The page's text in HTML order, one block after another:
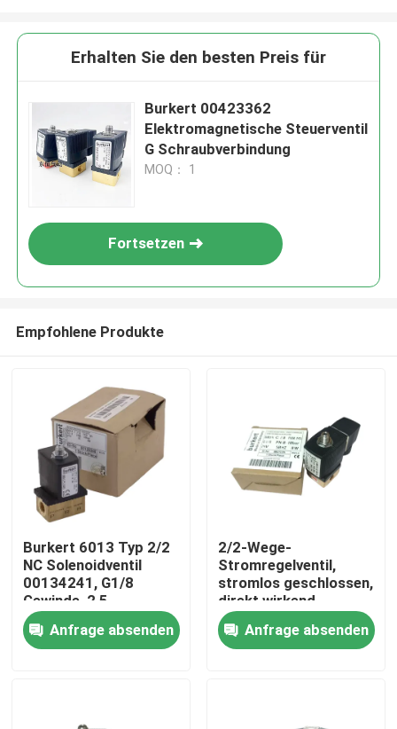
Zu Hause
Videos
Erhalten Sie den besten Preis für
Burkert 00423362
Elektromagnetische Steuerventil
G Schraubverbindung
MOQ： 1
Fortsetzen
Empfohlene Produkte
Burkert 6013 Typ 2/2
NC Solenoidventil
00134241, G1/8
Gewinde, 2,5
Durchflussöffnung,
FKM-Diaphragma,
Messinggehäuse, 24 V
Anfrage absenden
2/2-Wege-
Stromregelventil,
stromlos geschlossen,
direkt wirkend,
Burkert 6013
00126092, G1/8
Gewinde, 3,0 mm
Anfrage absenden